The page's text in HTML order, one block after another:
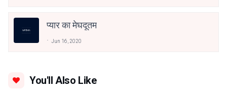
प्यार का मेघदूतम
Jun 16, 2020
You'll Also Like